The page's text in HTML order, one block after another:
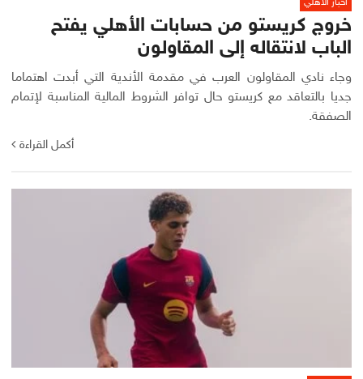
أخبار الأهلي
خروج كريستو من حسابات الأهلي يفتح
الباب لانتقاله إلى المقاولون
وجاء نادي المقاولون العرب في مقدمة الأندية التي أبدت اهتماما
جديا بالتعاقد مع كريستو حال توافر الشروط المالية المناسبة لإتمام
الصفقة.
أكمل القراءة